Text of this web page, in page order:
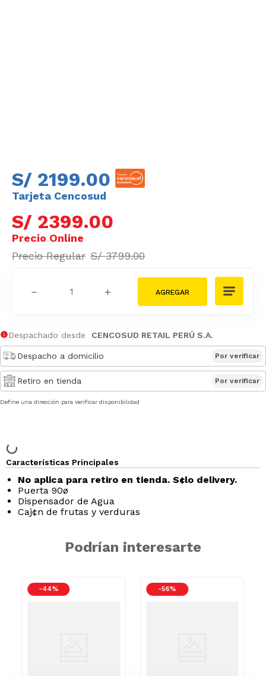
Tarjeta Cencosud
S/ 2199.00
S/ 2399.00
S/ 3799.00
＋
－
Despachado desde CENCOSUD RETAIL PERÚ S.A.
Despacho a domicilio Por verificar
Retiro en tienda Por verificar
Define una dirección para verificar disponibilidad
Características Principales
No aplica para retiro en tienda. S¢lo delivery.
Puerta 90ø
Dispensador de Agua
Caj¢n de frutas y verduras
Podrían interesarte
-44 % -56 %